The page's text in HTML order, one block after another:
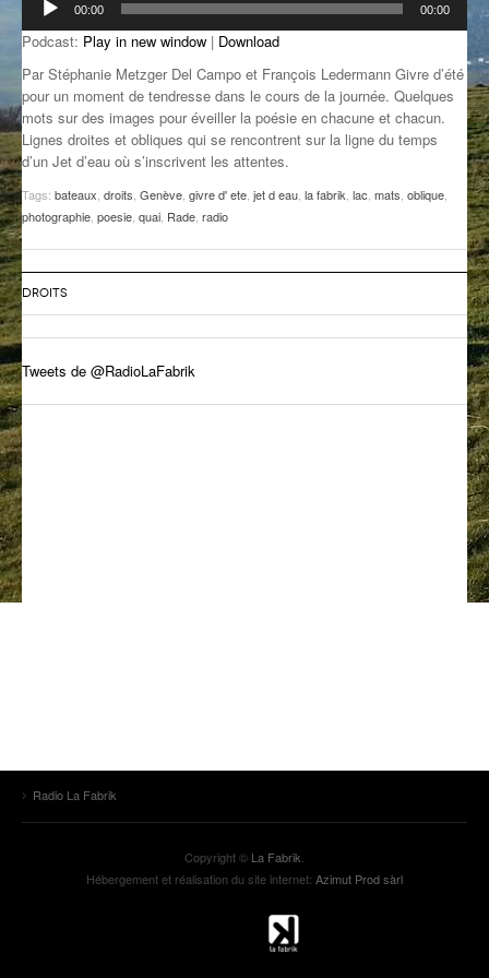
IL ÉTAIT UNE FOIS
L’ASTUCE DE LA PORTE EN BOIS
LA FABRIK POÉTIK
LA MINUTE LITTÉRAIRE
LA SOUTERRAINE
NOS ANCIENS
SONORIK
audio
00:00 00:00
Podcast: Play in new window | Download
Par Stéphanie Metzger Del Campo et François Ledermann Givre d’été
pour un moment de tendresse dans le cours de la journée. Quelques
mots sur des images pour éveiller la poésie en chacune et chacun.
Lignes droites et obliques qui se rencontrent sur la ligne du temps
d’un Jet d’eau où s’inscrivent les attentes.
Tags: bateaux droits Genève givre d' ete jet d eau la fabrik lac mats oblique
photographie poesie quai Rade radio
DROITS
Tweets de @RadioLaFabrik
Radio La Fabrik
Copyright © La Fabrik
Hébergement et réalisation du site internet: Azimut Prod sàrl